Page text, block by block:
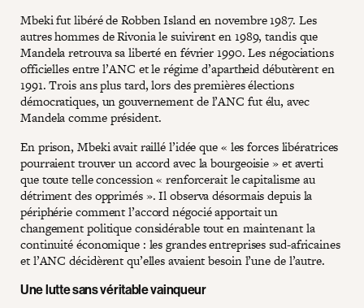
Mbeki fut libéré de Robben Island en novembre 1987. Les
autres hommes de Rivonia le suivirent en 1989, tandis que
Mandela retrouva sa liberté en février 1990. Les négociations
officielles entre l’ANC et le régime d’apartheid débutèrent en
1991. Trois ans plus tard, lors des premières élections
démocratiques, un gouvernement de l’ANC fut élu, avec
Mandela comme président.
En prison, Mbeki avait raillé l’idée que « les forces libératrices
pourraient trouver un accord avec la bourgeoisie » et averti
que toute telle concession « renforcerait le capitalisme au
détriment des opprimés ». Il observa désormais depuis la
périphérie comment l’accord négocié apportait un
changement politique considérable tout en maintenant la
continuité économique : les grandes entreprises sud-africaines
et l’ANC décidèrent qu’elles avaient besoin l’une de l’autre.
Une lutte sans véritable vainqueur